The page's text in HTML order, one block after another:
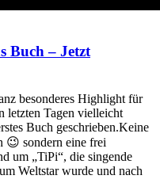
Buch – Jetzt
besonderes Highlight für
letzten Tagen vielleicht
Buch geschrieben.Keine
😉 sondern eine frei
um „TiPi“, die singende
Weltstar wurde und nach